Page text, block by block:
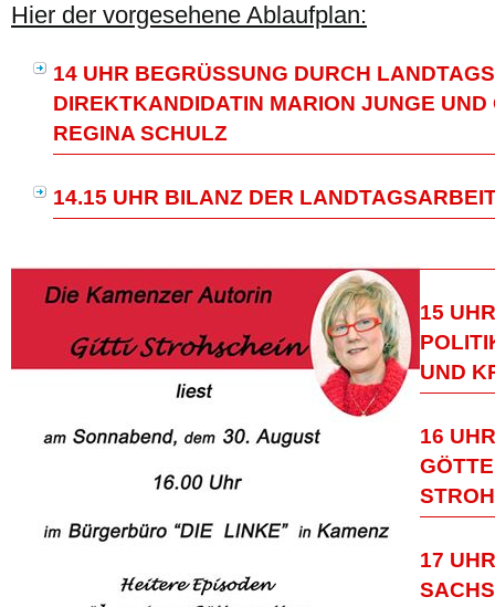
Hier der vorgesehene Ablaufplan:
14 UHR BEGRÜSSUNG DURCH
IREKTKANDIDATIN MARION JUNGE UND
EGINA SCHULZ
14.15 UHR BILANZ DER
15
UND
16
17